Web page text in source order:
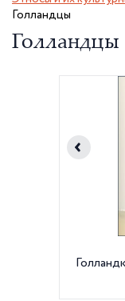
Голландцы
Голландцы